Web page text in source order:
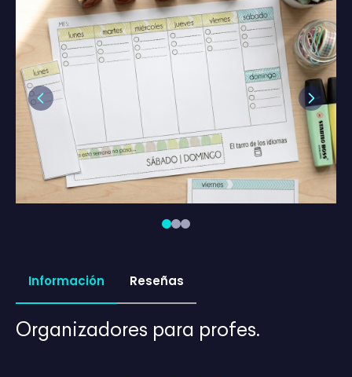
Previous Next
Información Reseñas
Organizadores para profes.